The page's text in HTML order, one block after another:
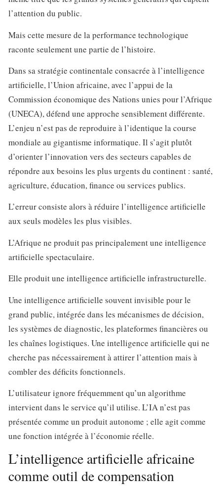
l’attention du public.
Mais cette mesure de la performance technologique
raconte seulement une partie de l’histoire.
Dans sa stratégie continentale consacrée à l’intelligence
artificielle, l’Union africaine, avec l’appui de la
Commission économique des Nations unies pour l’Afrique
(UNECA), défend une approche sensiblement différente.
L’enjeu n’est pas de reproduire à l’identique la course
mondiale au gigantisme informatique. Il s’agit plutôt
d’orienter l’innovation vers des secteurs capables de
répondre aux besoins les plus urgents du continent : santé,
agriculture, éducation, finance ou services publics.
L’erreur consiste alors à réduire l’intelligence artificielle
aux seuls modèles les plus visibles.
L’Afrique ne produit pas principalement une intelligence
artificielle spectaculaire.
Elle produit une intelligence artificielle infrastructurelle.
Une intelligence artificielle souvent invisible pour le
grand public, intégrée dans les mécanismes de décision,
les systèmes de diagnostic, les plateformes financières ou
les chaînes logistiques. Une intelligence artificielle qui ne
cherche pas nécessairement à attirer l’attention mais à
combler des déficits fonctionnels.
L’utilisateur ignore fréquemment qu’un algorithme
intervient dans le service qu’il utilise. L’IA n’est pas
présentée comme un produit autonome ; elle agit comme
une fonction intégrée à l’économie réelle.
L’intelligence artificielle africaine
comme outil de compensation